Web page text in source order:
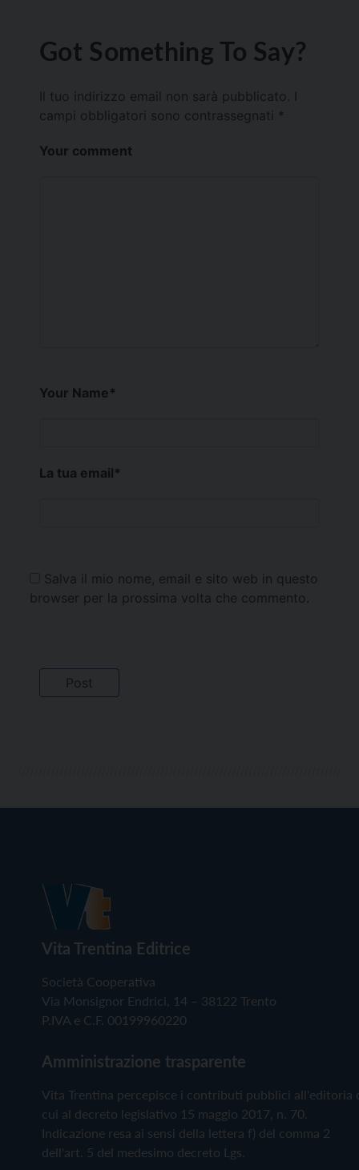
Got Something To Say?
Il tuo indirizzo email non sarà pubblicato.
campi obbligatori sono contrassegnati *
Your comment
Your Name*
La tua email*
Salva il mio nome, email e sito web in questo
browser per la prossima volta che commento.
Vita Trentina Editrice
Società Cooperativa
Via Monsignor Endrici, 14 – 38122 Trento
P.IVA e C.F. 00199960220
Amministrazione trasparente
Vita Trentina percepisce i contributi pubblici all'editoria
cui al decreto legislativo 15 maggio 2017, n. 70.
Indicazione resa ai sensi della lettera f) del comma 2
dell'art. 5 del medesimo decreto Lgs.